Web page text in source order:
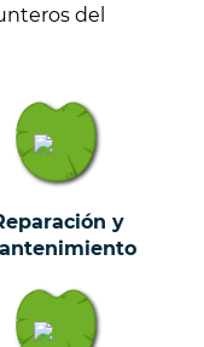
del
y